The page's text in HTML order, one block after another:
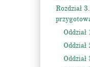
Rozdział